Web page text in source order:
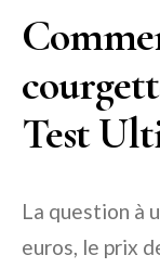
Test
La question à
euros, le prix